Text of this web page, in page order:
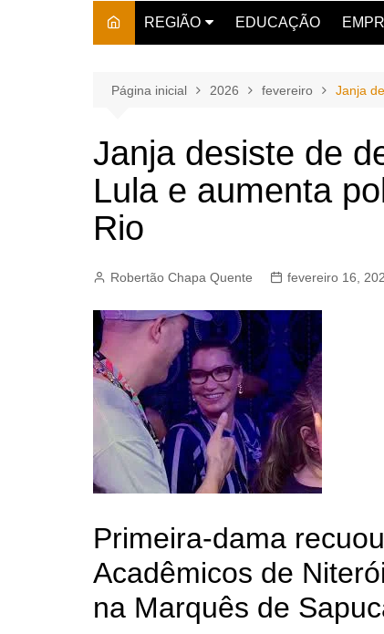
REGIÃO EDUCAÇÃO
Página inicial 2026 fevereiro Janja
Janja desiste de
Lula e aumenta
Rio
Robertão Chapa Quente fevereiro 16,
Primeira-dama
Acadêmicos de
na Marquês de